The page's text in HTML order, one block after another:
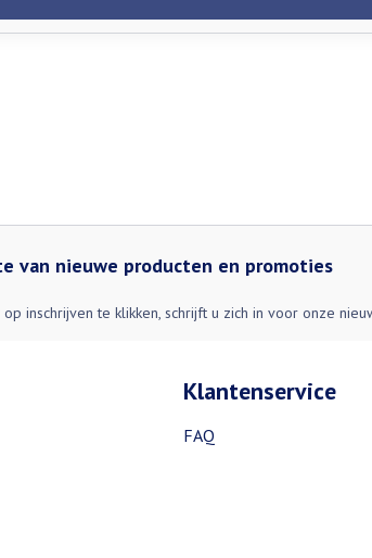
van nieuwe producten en promoties
inschrijven te klikken, schrijft u zich in voor onze
Klantenservice
FAQ